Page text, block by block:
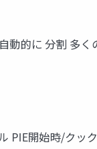
動的に 分割 多
開始時/クッ